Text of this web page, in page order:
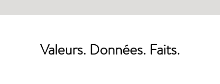
Valeurs. Données. Faits.